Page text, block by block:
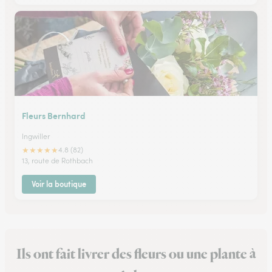
Fleurs Bernhard
Ingwiller
★★★★★4.8 (82)
13, route de Rothbach
Voir la boutique
Ils ont fait livrer des fleurs ou une plante à